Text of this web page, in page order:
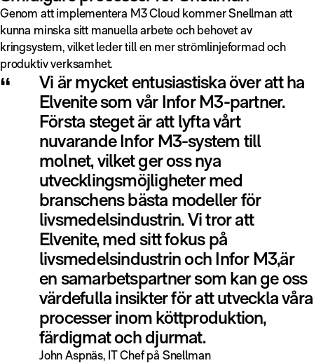
Genom att implementera M3 Cloud kommer Snellman att
kunna minska sitt manuella arbete och behovet av
kringsystem, vilket leder till en mer strömlinjeformad och
produktiv verksamhet.
“
Vi är mycket entusiastiska över att ha
Elvenite som vår Infor M3-partner.
Första steget är att lyfta vårt
nuvarande Infor M3-system till
molnet, vilket ger oss nya
utvecklingsmöjligheter med
branschens bästa modeller för
livsmedelsindustrin. Vi tror att
Elvenite, med sitt fokus på
livsmedelsindustrin och Infor M3,är
en samarbetspartner som kan ge oss
värdefulla insikter för att utveckla våra
processer inom köttproduktion,
färdigmat och djurmat.
John Aspnäs, IT Chef på Snellman